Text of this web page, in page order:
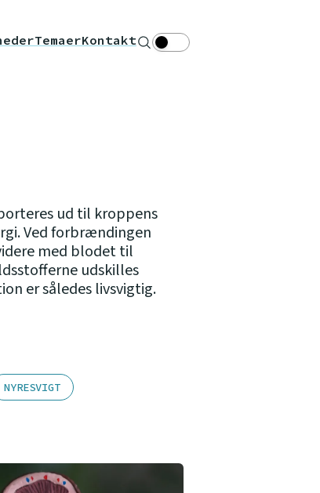
TemaerKontakt Søg Theme toggle
ud til kroppens
Ved forbrændingen
med blodet til
udskilles
er således livsvigtig.
NYRESVIGT